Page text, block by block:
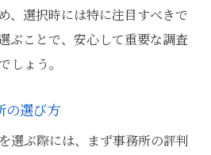
、選択時には特に注目すべきで
ぶことで、安心して重要な調査
しょう。
の選び方
選ぶ際には、まず事務所の評判